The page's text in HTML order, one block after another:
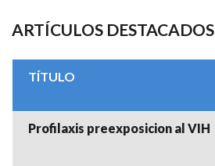
ARTÍCULOS DESTACADOS
TÍTULO
Profilaxis preexposicion al VIH